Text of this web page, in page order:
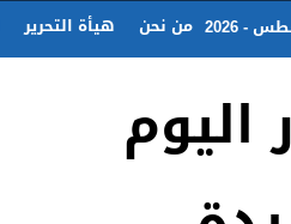
من نحن هيأة التحرير